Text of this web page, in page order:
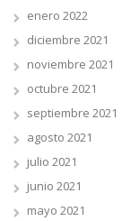
enero 2022
diciembre 2021
noviembre 2021
octubre 2021
septiembre 2021
agosto 2021
julio 2021
junio 2021
mayo 2021